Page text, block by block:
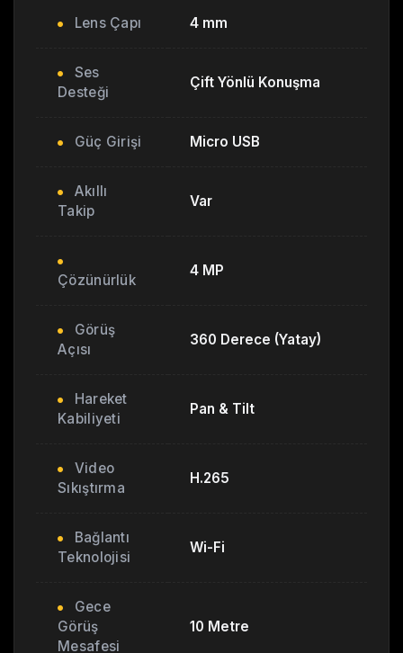
Lens Çapı 4 mm
Ses
Desteği
Çift Yönlü Konuşma
Güç Girişi Micro USB
Akıllı
Takip
Var
Çözünürlük
4 MP
Görüş
Açısı
360 Derece (Yatay)
Hareket
Kabiliyeti
Pan & Tilt
Video
Sıkıştırma
H.265
Bağlantı
Teknolojisi
Wi-Fi
Gece
Görüş
Mesafesi
10 Metre